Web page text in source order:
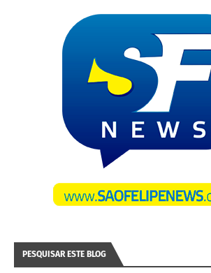
PESQUISAR ESTE BLOG